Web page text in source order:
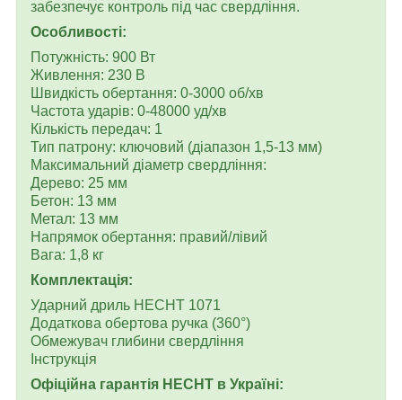
забезпечує контроль під час свердління.
Особливості:
Потужність: 900 Вт
Живлення: 230 В
Швидкість обертання: 0-3000 об/хв
Частота ударів: 0-48000 уд/хв
Кількість передач: 1
Тип патрону: ключовий (діапазон 1,5-13 мм)
Максимальний діаметр свердління:
Дерево: 25 мм
Бетон: 13 мм
Метал: 13 мм
Напрямок обертання: правий/лівий
Вага: 1,8 кг
Комплектація:
Ударний дриль HECHT 1071
Додаткова обертова ручка (360°)
Обмежувач глибини свердління
Інструкція
Офіційна гарантія HECHT в Україні: